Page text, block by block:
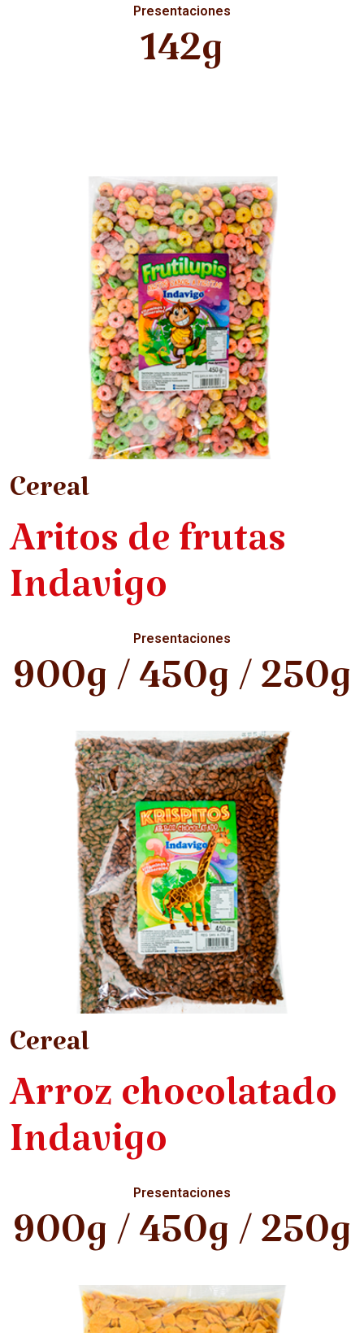
Presentaciones
142g
Cereal
Aritos de frutas
Indavigo
Presentaciones
900g / 450g / 250g
Cereal
Arroz chocolatado
Indavigo
Presentaciones
900g / 450g / 250g